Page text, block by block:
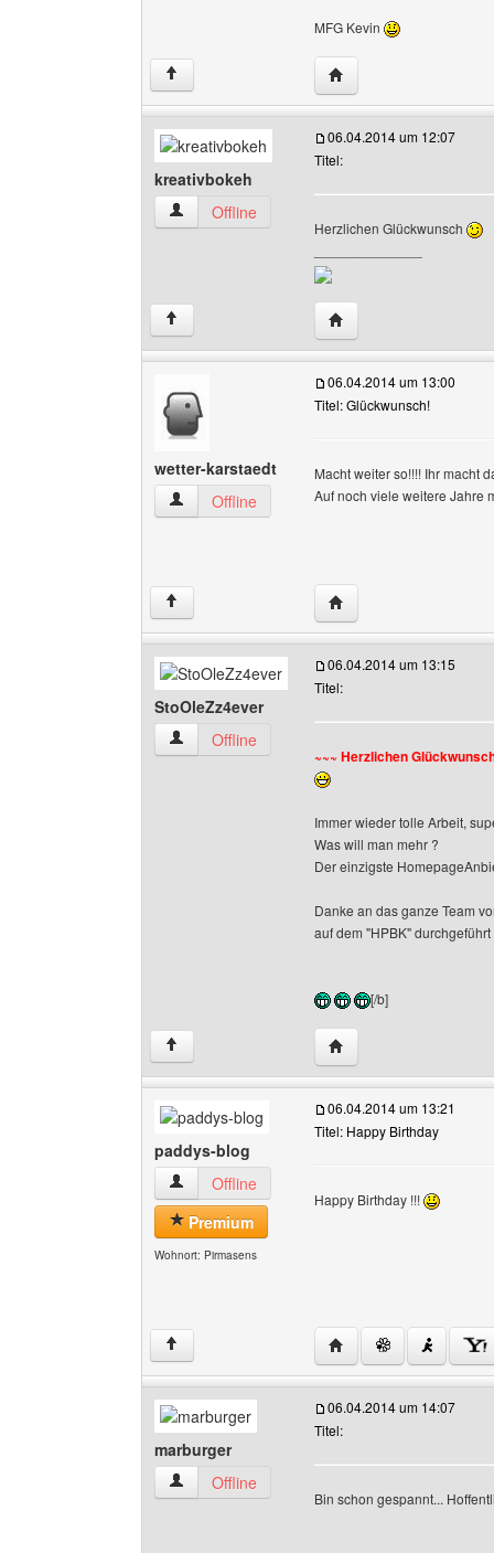
MFG Kevin
↑ Website dieses
kreativbokeh
kreativbokeh Benutzer-Profile anzeigen
Offline
06.04.2014 um 12:07
Titel:
Herzlichen Glückwunsch
↑ Website dieses
wetter-karstaedt
wetter-karstaedt Benutzer-Profile anzeigen
Offline
06.04.2014 um 13:00
Titel: Glückwunsch!
Macht weiter so!!!! Ihr macht
Auf noch viele weitere Jahre
↑ Website dieses
StoOleZz4ever
StoOleZz4ever Benutzer-Profile anzeigen
Offline
06.04.2014 um 13:15
Titel:
~~~ Herzlichen
Immer wieder tolle Arbeit,
Was will man mehr ?
Der einzigste
Danke an das ganze Team
auf dem "HPBK"
[/b]
↑ Website dieses
paddys-blog
paddys-blog Benutzer-Profile anzeigen
Offline
Premium
Wohnort: Pirmasens
06.04.2014 um 13:21
Titel: Happy Birthday
Happy Birthday !!!
↑ Website dieses
marburger
marburger Benutzer-Profile anzeigen
Offline
06.04.2014 um 14:07
Titel:
Bin schon gespannt...